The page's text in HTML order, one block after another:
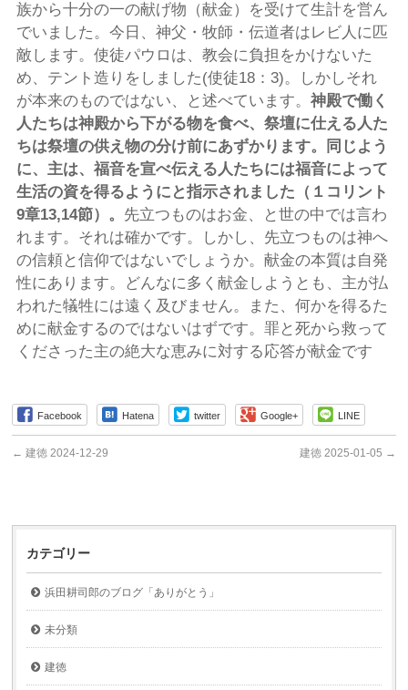
族から十分の一の献げ物（献金）を受けて生計を営ん
でいました。今日、神父・牧師・伝道者はレビ人に匹
敵します。使徒パウロは、教会に負担をかけないた
め、テント造りをしました(使徒18：3)。しかしそれ
が本来のものではない、と述べています。神殿で働く
人たちは神殿から下がる物を食べ、祭壇に仕える人た
ちは祭壇の供え物の分け前にあずかります。同じよう
に、主は、福音を宣べ伝える人たちには福音によって
生活の資を得るようにと指示されました（１コリント
9章13,14節）。 先立つものはお金、と世の中では言わ
れます。それは確かです。しかし、先立つものは神へ
の信頼と信仰ではないでしょうか。献金の本質は自発
性にあります。どんなに多く献金しようとも、主が払
われた犠牲には遠く及びません。また、何かを得るた
めに献金するのではないはずです。罪と死から救って
くださった主の絶大な恵みに対する応答が献金です
Facebook Hatena twitter Google+ LINE
← 建徳 2024-12-29 建徳 2025-01-05 →
カテゴリー
浜田耕司郎のブログ「ありがとう」
未分類
建徳